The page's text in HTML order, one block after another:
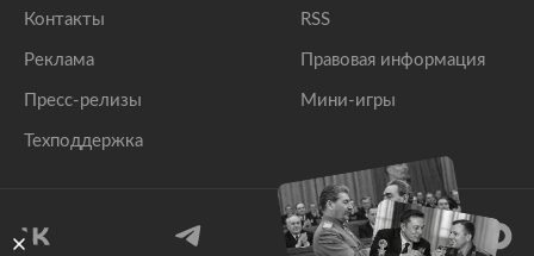
Контакты
Реклама
Пресс-релизы
Техподдержка
RSS
Правовая информация
Мини-игры